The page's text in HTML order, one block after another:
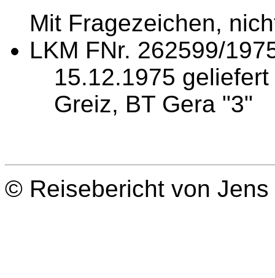
Mit Fragezeichen,
LKM FNr. 262599/
15.12.1975
Greiz, BT Gera "3"
© Reisebericht von Jens